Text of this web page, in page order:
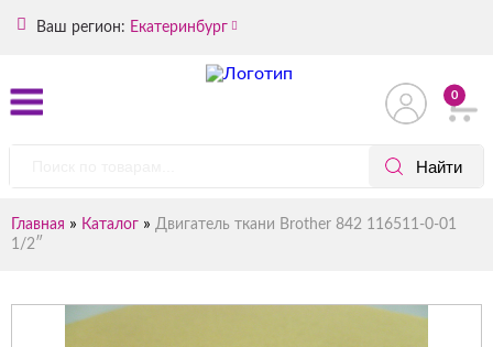
Ваш регион: Екатеринбург
0
Главная » Каталог » Двигатель ткани Brother 842 116511-0-01
1/2″